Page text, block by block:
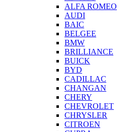
ALFA ROMEO
AUDI
BAIC
BELGEE
BMW
BRILLIANCE
BUICK
BYD
CADILLAC
CHANGAN
CHERY
CHEVROLET
CHRYSLER
CITROEN